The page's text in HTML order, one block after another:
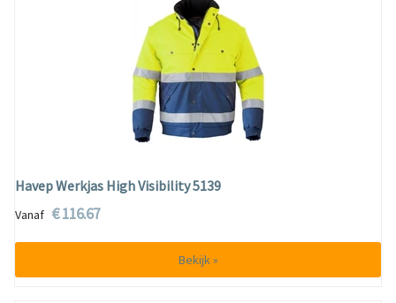
Havep Werkjas High Visibility 5139
Vanaf € 116.67
Bekijk »